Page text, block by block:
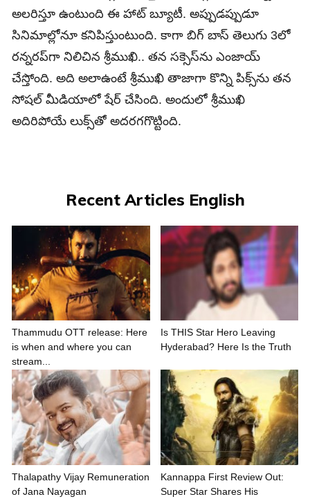
అలరిస్తూ ఉంటుంది ఈ హాట్‌ బ్యూటీ. అప్పుడప్పుడూ
సినిమాల్లోనూ కనిపిస్తుంటుంది. కాగా బిగ్ బాస్ తెలుగు 3లో
రన్నరప్‌గా నిలిచిన శ్రీముఖి.. తన సక్సెస్‌ను ఎంజాయ్
చేస్తోంది. అది అలాఉంటే శ్రీముఖి తాజాగా కొన్ని పిక్స్‌ను తన
సోషల్ మీడియాలో షేర్ చేసింది. అందులో శ్రీముఖి
అదిరిపోయే లుక్స్‌తో అదరగగొట్టింది.
Recent Articles English
Thammudu OTT release: Here
is when and where you can
stream...
Is THIS Star Hero Leaving
Hyderabad? Here Is the Truth
Thalapathy Vijay Remuneration
of Jana Nayagan
Kannappa First Review Out:
Super Star Shares His